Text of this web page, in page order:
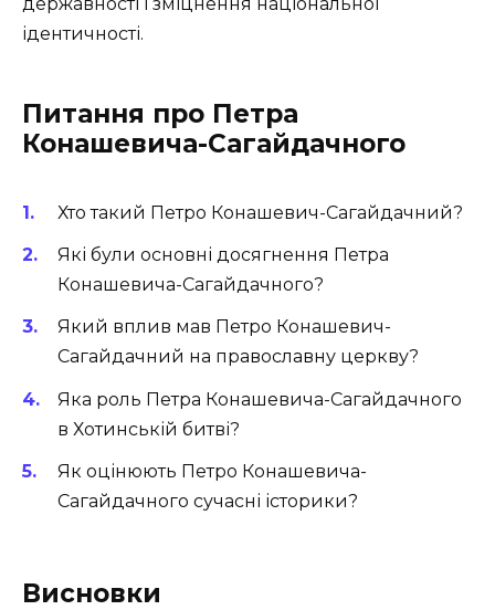
ідентичності.
Питання про Петра
Конашевича-Сагайдачного
Хто такий Петро Конашевич-Сагайдачний?
Які були основні досягнення Петра
Конашевича-Сагайдачного?
Який вплив мав Петро Конашевич-
Сагайдачний на православну церкву?
Яка роль Петра Конашевича-Сагайдачного
в Хотинській битві?
Як оцінюють Петро Конашевича-
Сагайдачного сучасні історики?
Висновки